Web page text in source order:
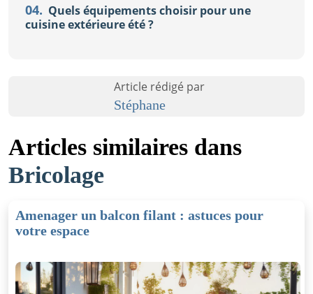
04. Quels équipements choisir pour une
cuisine extérieure été ?
Article rédigé par
Stéphane
Articles similaires dans
Bricolage
Amenager un balcon filant : astuces pour
votre espace